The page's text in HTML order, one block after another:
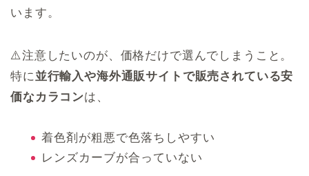
います。
⚠️注意したいのが、価格だけで選んでしまうこと。
特に並行輸入や海外通販サイトで販売されている安
価なカラコンは、
着色剤が粗悪で色落ちしやすい
レンズカーブが合っていない